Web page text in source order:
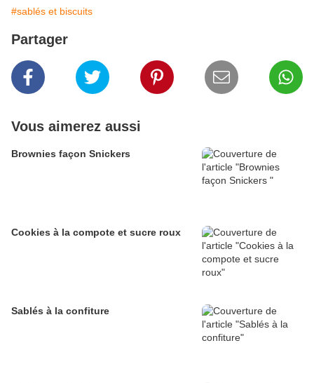
#sablés et biscuits
Partager
Vous aimerez aussi
Brownies façon Snickers
Cookies à la compote et sucre roux
Sablés à la confiture